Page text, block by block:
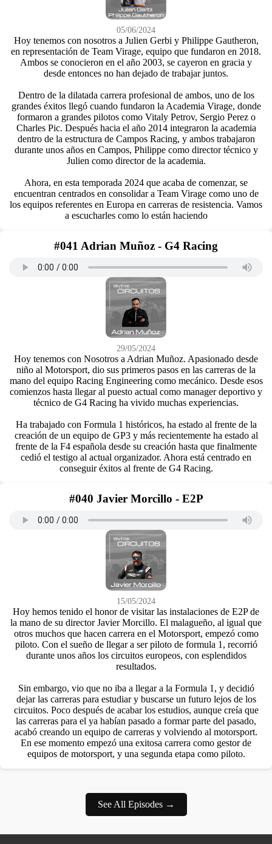
05/06/2024
Hoy tenemos con nosotros a Julien Gerbi y Philippe Gautheron,
en representación de Team Virage, equipo que fundaron en 2018.
Ambos se conocieron en el año 2003, se cayeron en gracia y
desde entonces no han dejado de trabajar juntos.
Dentro de la dilatada carrera profesional de ambos, uno de los
grandes éxitos llegó cuando fundaron la Academia Virage, donde
formaron a grandes pilotos como Vitaly Petrov, Sergio Perez o
Charles Pic. Después hacia el año 2014 integraron la academia
dentro de la estructura de Campos Racing, y ambos trabajaron
durante unos años en Campos, Philippe como director técnico y
Julien como director de la academia.
Ahora, en esta temporada 2024 que acaba de comenzar, se
encuentran centrados en consolidar a Team Virage como uno de
los equipos referentes en Europa en carreras de resistencia. Vamos
a escucharles como lo están haciendo
#041 Adrian Muñoz - G4 Racing
29/05/2024
Hoy tenemos con Nosotros a Adrian Muñoz. Apasionado desde
niño al Motorsport, dio sus primeros pasos en las carreras de la
mano del equipo Racing Engineering como mecánico. Desde esos
comienzos hasta llegar al puesto actual como manager deportivo y
técnico de G4 Racing ha vivido muchas experiencias.
Ha trabajado con Formula 1 históricos, ha estado al frente de la
creación de un equipo de GP3 y más recientemente ha estado al
frente de la F4 española desde su creación hasta que finalmente
cedió el testigo al actual organizador. Ahora está centrado en
conseguir éxitos al frente de G4 Racing.
#040 Javier Morcillo - E2P
15/05/2024
Hoy hemos tenido el honor de visitar las instalaciones de E2P de
la mano de su director Javier Morcillo. El malagueño, al igual que
otros muchos que hacen carrera en el Motorsport, empezó como
piloto. Con el sueño de llegar a ser piloto de formula 1, recorrió
durante unos años los circuitos europeos, con esplendidos
resultados.
Sin embargo, vio que no iba a llegar a la Formula 1, y decidió
dejar las carreras para estudiar y buscarse un futuro lejos de los
circuitos. Poco después de acabar los estudios, aunque creía que
las carreras para el ya habían pasado a formar parte del pasado,
acabó creando un equipo de carreras y volviendo al motorsport.
En ese momento empezó una exitosa carrera como gestor de
equipos de motorsport, y una segunda etapa como piloto.
See All Episodes →